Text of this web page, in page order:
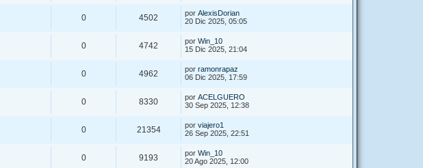
0 4502 por AlexisDorian
20 Dic 2025, 05:05
0 4742 por Win_10
15 Dic 2025, 21:04
0 4962 por ramonrapaz
06 Dic 2025, 17:59
0 8330 por ACELGUERO
30 Sep 2025, 12:38
0 21354 por viajero1
26 Sep 2025, 22:51
0 9193 por Win_10
20 Ago 2025, 12:00